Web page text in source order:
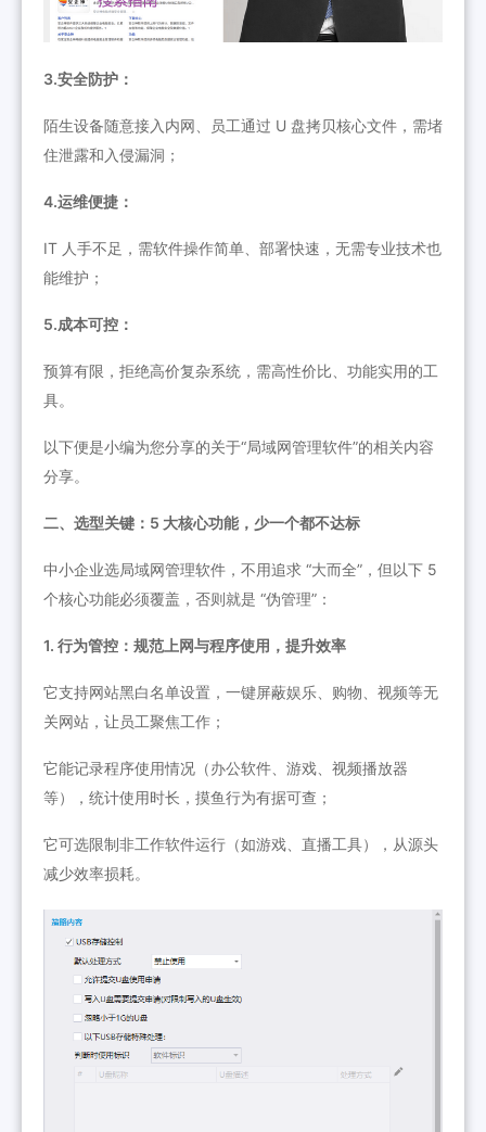
3.安全防护：
陌生设备随意接入内网、员工通过 U 盘拷贝核心文件，需堵
住泄露和入侵漏洞；
4.运维便捷：
IT 人手不足，需软件操作简单、部署快速，无需专业技术也
能维护；
5.成本可控：
预算有限，拒绝高价复杂系统，需高性价比、功能实用的工
具。
以下便是小编为您分享的关于“局域网管理软件”的相关内容
分享。
二、选型关键：5 大核心功能，少一个都不达标
中小企业选局域网管理软件，不用追求 “大而全”，但以下 5
个核心功能必须覆盖，否则就是 “伪管理”：
1. 行为管控：规范上网与程序使用，提升效率
它支持网站黑白名单设置，一键屏蔽娱乐、购物、视频等无
关网站，让员工聚焦工作；
它能记录程序使用情况（办公软件、游戏、视频播放器
等），统计使用时长，摸鱼行为有据可查；
它可选限制非工作软件运行（如游戏、直播工具），从源头
减少效率损耗。